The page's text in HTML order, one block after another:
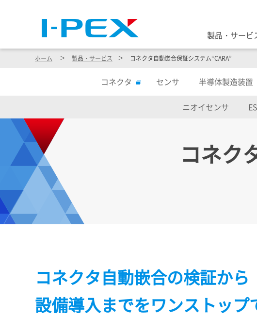
製品・サービ
ホーム 製品・サービス コネクタ自動嵌合保証システム“CARA”
コネクタ センサ 半導体製造装置
ニオイセンサ
コネク
コネクタ自動嵌合の検証から
設備導入までをワンストップ